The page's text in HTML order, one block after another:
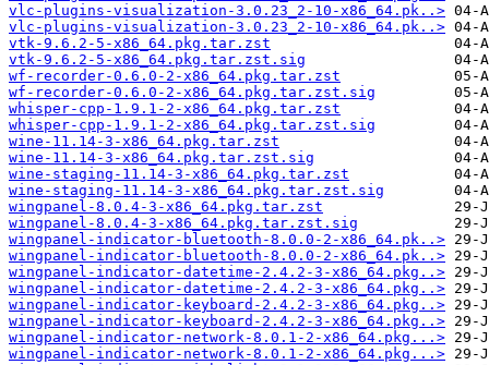
vlc-plugins-visualization-3.0.23_2-10-x86_64.pk..>
vlc-plugins-visualization-3.0.23_2-10-x86_64.pk..>
vtk-9.6.2-5-x86_64.pkg.tar.zst
vtk-9.6.2-5-x86_64.pkg.tar.zst.sig
wf-recorder-0.6.0-2-x86_64.pkg.tar.zst
wf-recorder-0.6.0-2-x86_64.pkg.tar.zst.sig
whisper-cpp-1.9.1-2-x86_64.pkg.tar.zst
whisper-cpp-1.9.1-2-x86_64.pkg.tar.zst.sig
wine-11.14-3-x86_64.pkg.tar.zst
wine-11.14-3-x86_64.pkg.tar.zst.sig
wine-staging-11.14-3-x86_64.pkg.tar.zst
wine-staging-11.14-3-x86_64.pkg.tar.zst.sig
wingpanel-8.0.4-3-x86_64.pkg.tar.zst
wingpanel-8.0.4-3-x86_64.pkg.tar.zst.sig
wingpanel-indicator-bluetooth-8.0.0-2-x86_64.pk..>
wingpanel-indicator-bluetooth-8.0.0-2-x86_64.pk..>
wingpanel-indicator-datetime-2.4.2-3-x86_64.pkg..>
wingpanel-indicator-datetime-2.4.2-3-x86_64.pkg..>
wingpanel-indicator-keyboard-2.4.2-3-x86_64.pkg..>
wingpanel-indicator-keyboard-2.4.2-3-x86_64.pkg..>
wingpanel-indicator-network-8.0.1-2-x86_64.pkg...>
wingpanel-indicator-network-8.0.1-2-x86_64.pkg...>